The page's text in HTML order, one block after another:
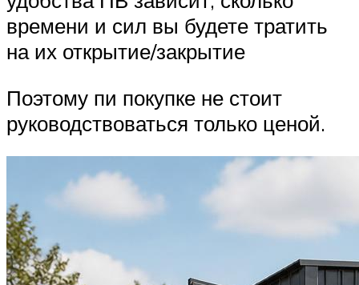
времени и сил вы будете тратить
на их открытие/закрытие
Поэтому пи покупке не стоит
руководствоваться только ценой.